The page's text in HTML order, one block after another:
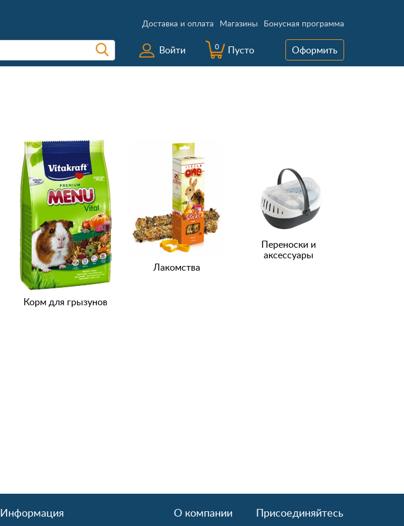
Доставка и оплата Магазины Бонусная программа
Войти 0 Пусто Оформить
Корм для грызунов
Лакомства
Переноски и
аксессуары
Информация О компании Присоединяйтесь